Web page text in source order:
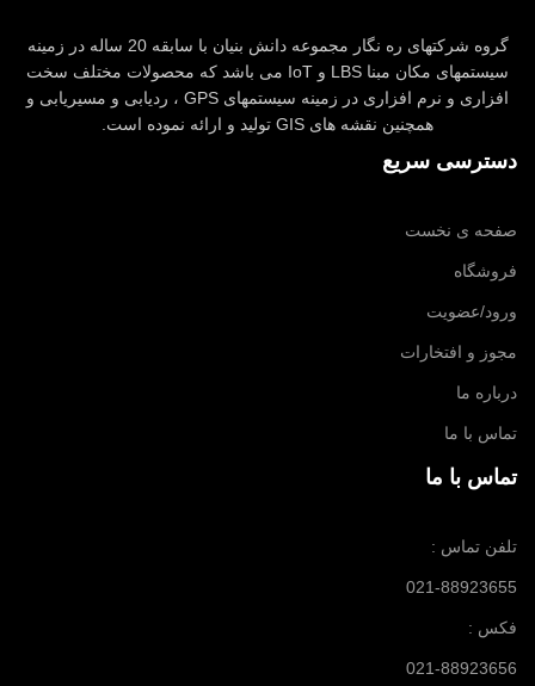
گروه شرکتهای ره نگار مجموعه دانش بنیان با سابقه 20 ساله در زمینه
سیستمهای مکان مبنا LBS و IoT می باشد که محصولات مختلف سخت
افزاری و نرم افزاری در زمینه سیستمهای GPS ، ردیابی و مسیریابی و
همچنین نقشه های GIS تولید و ارائه نموده است.
دسترسی سریع
صفحه ی نخست
فروشگاه
ورود/عضویت
مجوز و افتخارات
درباره ما
تماس با ما
تماس با ما
تلفن تماس :
021-88923655
فکس :
021-88923656